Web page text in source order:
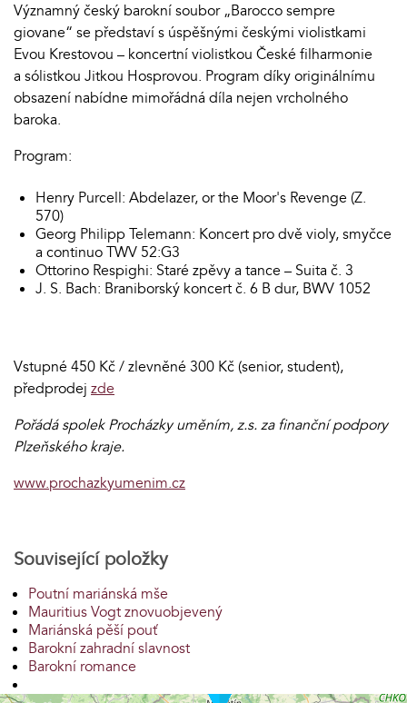
Významný český barokní soubor „Barocco sempre
giovane“ se představí s úspěšnými českými violistkami
Evou Krestovou – koncertní violistkou České filharmonie
a sólistkou Jitkou Hosprovou. Program díky originálnímu
obsazení nabídne mimořádná díla nejen vrcholného
baroka.
Program:
Henry Purcell: Abdelazer, or the Moor's Revenge (Z.
570)
Georg Philipp Telemann: Koncert pro dvě violy, smyčce
a continuo TWV 52:G3
Ottorino Respighi: Staré zpěvy a tance – Suita č. 3
J. S. Bach: Braniborský koncert č. 6 B dur, BWV 1052
Vstupné 450 Kč / zlevněné 300 Kč (senior, student),
předprodej zde
Pořádá spolek Procházky uměním, z.s. za finanční podpory
Plzeňského kraje.
www.prochazkyumenim.cz
Související položky
Poutní mariánská mše
Mauritius Vogt znovuobjevený
Mariánská pěší pouť
Barokní zahradní slavnost
Barokní romance